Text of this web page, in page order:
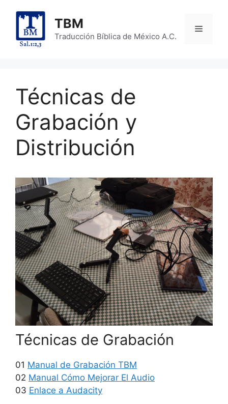
content
TBM
Traducción Bíblica de México A.C.
Menu
Técnicas de
Grabación y
Distribución
Técnicas de Grabación
01 Manual de Grabación TBM
02 Manual Cómo Mejorar El Audio
03 Enlace a Audacity